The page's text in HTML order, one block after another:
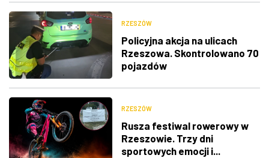
RZESZÓW
Policyjna akcja na ulicach
Rzeszowa. Skontrolowano 70
pojazdów
RZESZÓW
Rusza festiwal rowerowy w
Rzeszowie. Trzy dni
sportowych emocji i...